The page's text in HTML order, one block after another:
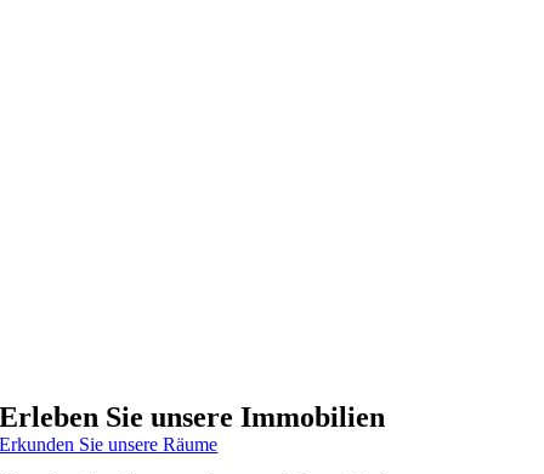
Erleben Sie unsere Immobilien
Erkunden Sie unsere Räume